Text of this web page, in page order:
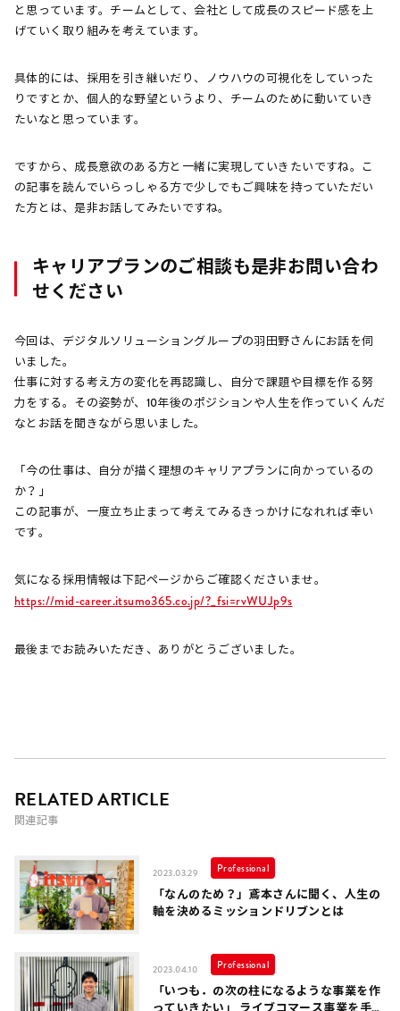
と思っています。チームとして、会社として成長のスピード感を上
げていく取り組みを考えています。
具体的には、採用を引き継いだり、ノウハウの可視化をしていった
りですとか、個人的な野望というより、チームのために動いていき
たいなと思っています。
ですから、成長意欲のある方と一緒に実現していきたいですね。こ
の記事を読んでいらっしゃる方で少しでもご興味を持っていただい
た方とは、是非お話してみたいですね。
キャリアプランのご相談も是非お問い合わ
せください
今回は、デジタルソリューショングループの羽田野さんにお話を伺
いました。
仕事に対する考え方の変化を再認識し、自分で課題や目標を作る努
力をする。その姿勢が、10年後のポジションや人生を作っていくんだ
なとお話を聞きながら思いました。
「今の仕事は、自分が描く理想のキャリアプランに向かっているの
か？」
この記事が、一度立ち止まって考えてみるきっかけになれれば幸い
です。
気になる採用情報は下記ページからご確認くださいませ。
https://mid-career.itsumo365.co.jp/?_fsi=rvWUJp9s
最後までお読みいただき、ありがとうございました。
RELATED ARTICLE
関連記事
2023.03.29 Professional
「なんのため？」鳶本さんに聞く、人生の
軸を決めるミッションドリブンとは
2023.04.10 Professional
「いつも．の次の柱になるような事業を作